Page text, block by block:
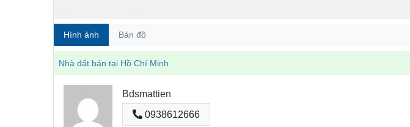
Hình ảnh Bản đồ
Nhà đất bán tại Hồ Chí Minh
Bdsmattien
0938612666